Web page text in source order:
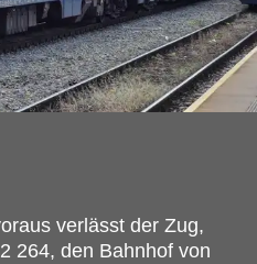
verlässt der Zug,
264, den Bahnhof von